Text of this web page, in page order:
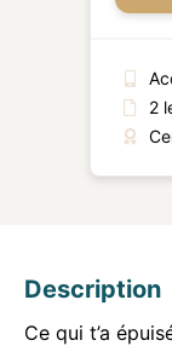
2
Description
Ce qui t’a